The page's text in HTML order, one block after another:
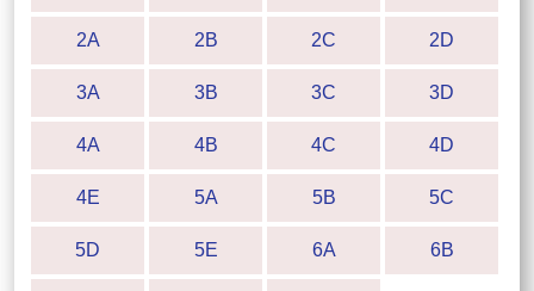
2A 2B 2C 2D
3A 3B 3C 3D
4A 4B 4C 4D
4E 5A 5B 5C
5D 5E 6A 6B